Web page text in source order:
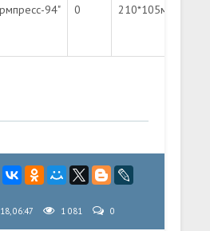
94" 0 210*105мм
06:47 1 081 0